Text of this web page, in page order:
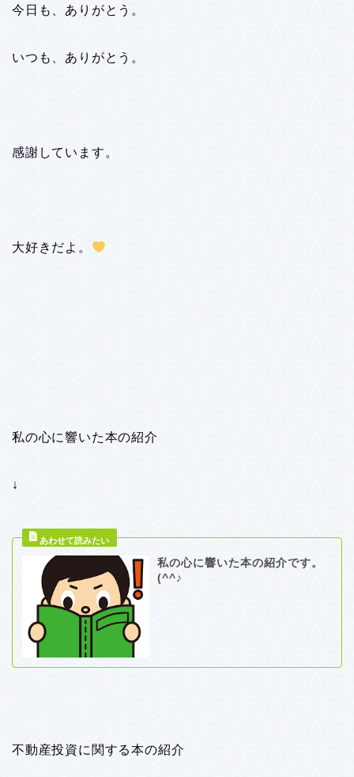
今日も、ありがとう。
いつも、ありがとう。
感謝しています。
大好きだよ。
私の心に響いた本の紹介
↓
私の心に響いた本の紹介です。
(^^♪
不動産投資に関する本の紹介